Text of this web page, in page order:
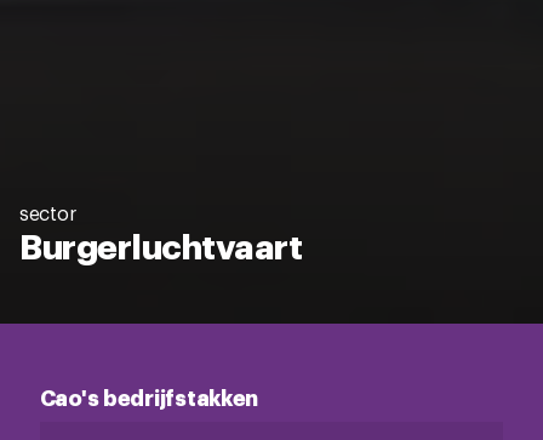
sector
Burgerluchtvaart
Cao's bedrijfstakken